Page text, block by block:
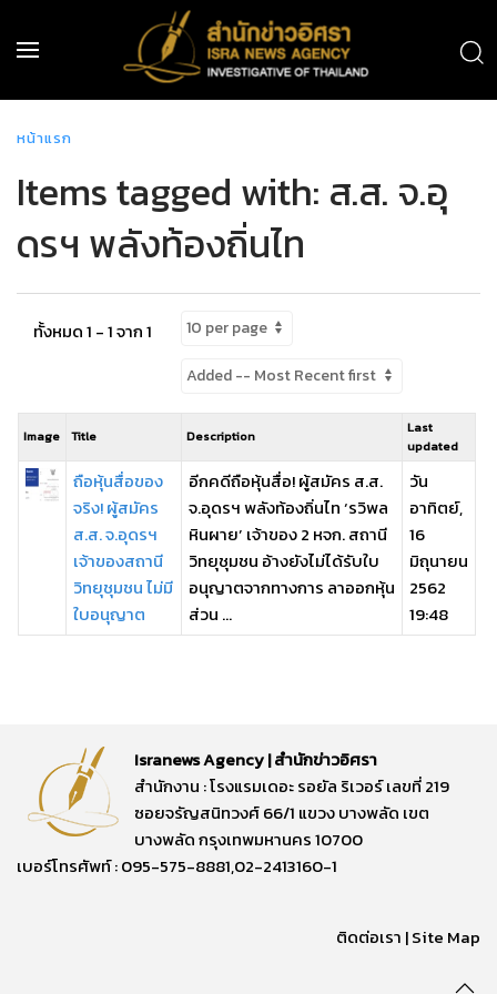
หน้าแรก
Items tagged with: ส.ส. จ.อุ
ดรฯ พลังท้องถิ่นไท
ทั้งหมด 1 - 1 จาก 1
Image Title Description
Last
updated
ถือหุ้นสื่อของ
จริง! ผู้สมัคร
ส.ส. จ.อุดรฯ
เจ้าของสถานี
วิทยุชุมชน ไม่มี
ใบอนุญาต
อีกคดีถือหุ้นสื่อ! ผู้สมัคร ส.ส.
จ.อุดรฯ พลังท้องถิ่นไท ‘รวิพล
หินผาย’ เจ้าของ 2 หจก. สถานี
วิทยุชุมชน อ้างยังไม่ได้รับใบ
อนุญาตจากทางการ ลาออกหุ้น
ส่วน ...
วัน
อาทิตย์,
16
มิถุนายน
2562
19:48
Isranews Agency | สำนักข่าวอิศรา
สำนักงาน : โรงแรมเดอะ รอยัล ริเวอร์ เลขที่ 219
ซอยจรัญสนิทวงศ์ 66/1 แขวง บางพลัด เขต
บางพลัด กรุงเทพมหานคร 10700
เบอร์โทรศัพท์ : 095-575-8881,02-2413160-1
ติดต่อเรา |Site Map